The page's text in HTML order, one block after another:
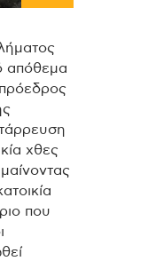
απόθεμα
χθες
που